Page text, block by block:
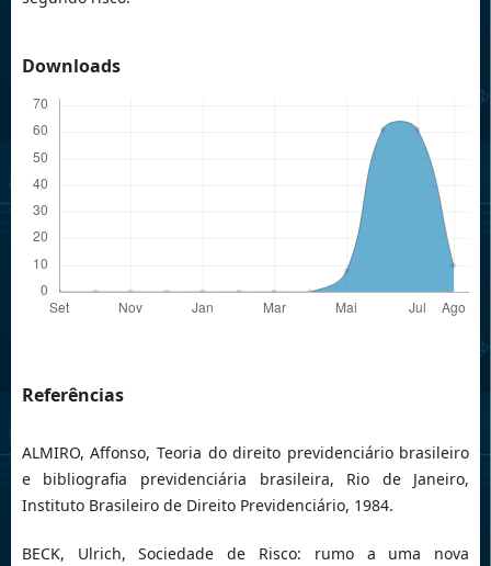
Downloads
Referências
ALMIRO, Affonso, Teoria do direito previdenciário brasileiro
e bibliografia previdenciária brasileira, Rio de Janeiro,
Instituto Brasileiro de Direito Previdenciário, 1984.
BECK, Ulrich, Sociedade de Risco: rumo a uma nova